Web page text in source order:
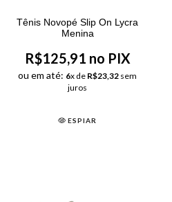
Tênis Novopé Slip On Lycra
Menina
R$125,91 no PIX
ou em até: 6x de R$23,32 sem
juros
ESPIAR